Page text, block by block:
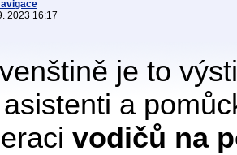
2023 16:17
je to
a
vodičů na